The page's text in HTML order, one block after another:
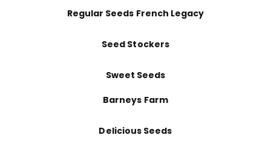
Regular Seeds French Legacy
Seed Stockers
Sweet Seeds
Barneys Farm
Delicious Seeds